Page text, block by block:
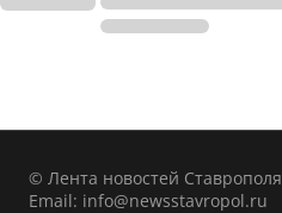
© Лента новостей Ставрополя
Email: info@newsstavropol.ru